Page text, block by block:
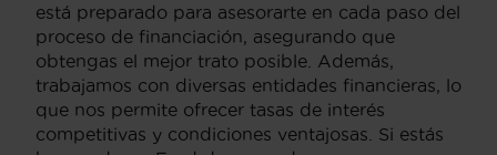
está preparado para asesorarte en cada paso del
proceso de financiación, asegurando que
obtengas el mejor trato posible. Además,
trabajamos con diversas entidades financieras, lo
que nos permite ofrecer tasas de interés
competitivas y condiciones ventajosas. Si estás